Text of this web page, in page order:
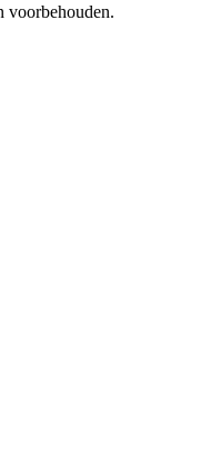
voorbehouden.